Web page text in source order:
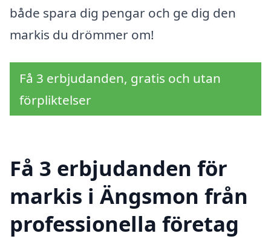
både spara dig pengar och ge dig den
markis du drömmer om!
Få 3 erbjudanden, gratis och utan
förpliktelser
Få 3 erbjudanden för
markis i Ängsmon från
professionella företag